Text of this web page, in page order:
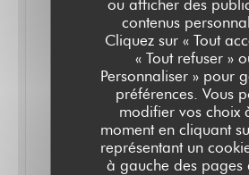
ou afficher des
contenus
Cliquez sur « Tout
« Tout refuser »
Personnaliser » pour
préférences. Vous
modifier vos choix
moment en cliquant
représentant un
à gauche des pages
ATTENTION, NEUILLY-SUR-
S’ENCANAILLE
12/07/2014